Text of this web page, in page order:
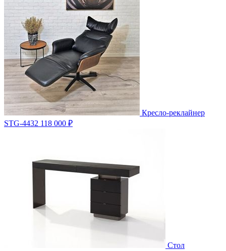
Кресло-реклайнер
STG-4432 118 000 ₽
Стол